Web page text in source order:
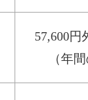
57,600円
（年